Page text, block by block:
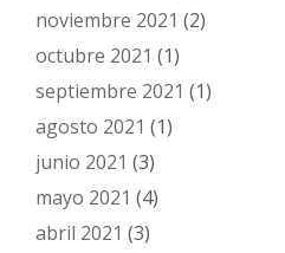
noviembre 2021 (2)
octubre 2021 (1)
septiembre 2021 (1)
agosto 2021 (1)
junio 2021 (3)
mayo 2021 (4)
abril 2021 (3)